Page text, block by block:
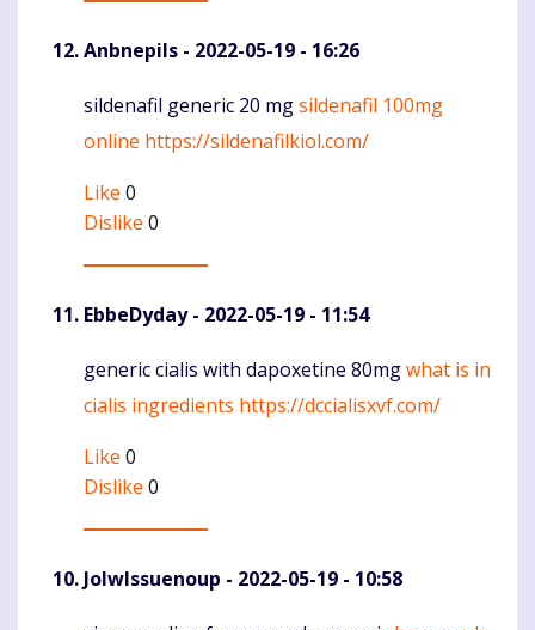
Anbnepils - 2022-05-19 - 16:26
Komentaras
sildenafil generic 20 mgsildenafil 100mg
online https://sildenafilkiol.com/
Like 0
Dislike 0
EbbeDyday- 2022-05-19 - 11:54
Komentaras
generic cialis with dapoxetine 80mgwhat is in
cialis ingredients https://dccialisxvf.com/
Like 0
Dislike 0
JolwIssuenoup - 2022-05-19 - 10:58